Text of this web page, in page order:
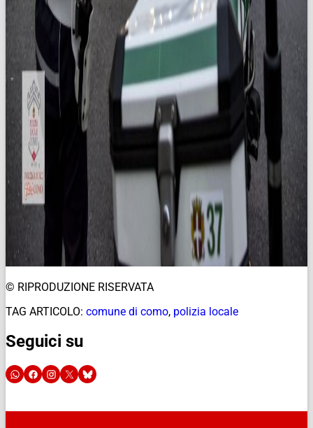
© RIPRODUZIONE RISERVATA
TAG ARTICOLO: comune di como, polizia locale
Seguici su